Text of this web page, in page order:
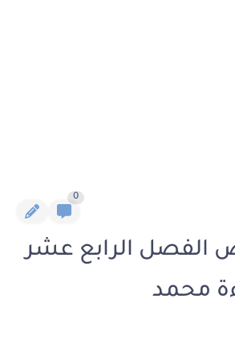
0
الفصل الرابع عشر